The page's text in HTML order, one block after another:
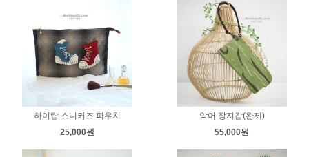
하이탑 스니커즈 파우치
25,000원
악어 장지갑(완제)
55,000원